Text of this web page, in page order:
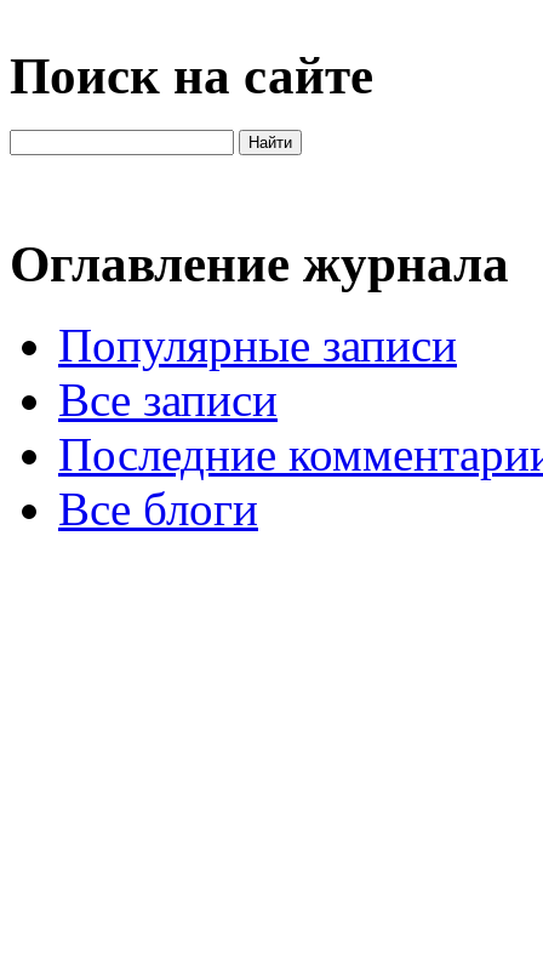
Поиск на сайте
Оглавление журнала
Популярные записи
Все записи
Последние
Все блоги